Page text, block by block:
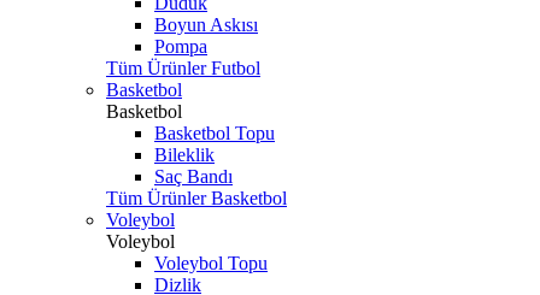
Boyun Askısı
Pompa
Tüm Ürünler Futbol
Basketbol
Basketbol
Basketbol Topu
Bileklik
Saç Bandı
Tüm Ürünler Basketbol
Voleybol
Voleybol
Voleybol Topu
Dizlik